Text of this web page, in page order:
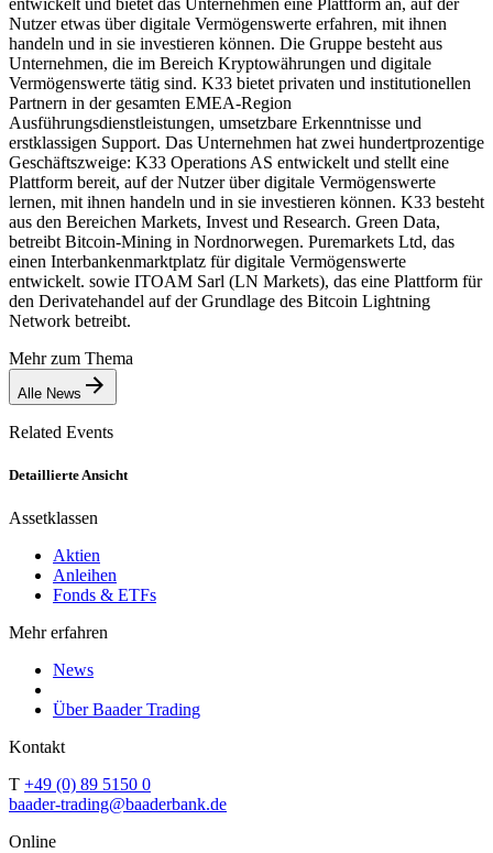
Nutzer etwas über digitale Vermögenswerte erfahren, mit ihnen
handeln und in sie investieren können. Die Gruppe besteht aus
Unternehmen, die im Bereich Kryptowährungen und digitale
Vermögenswerte tätig sind. K33 bietet privaten und institutionellen
Partnern in der gesamten EMEA-Region
Ausführungsdienstleistungen, umsetzbare Erkenntnisse und
erstklassigen Support. Das Unternehmen hat zwei hundertprozentige
Geschäftszweige: K33 Operations AS entwickelt und stellt eine
Plattform bereit, auf der Nutzer über digitale Vermögenswerte
lernen, mit ihnen handeln und in sie investieren können. K33 besteht
aus den Bereichen Markets, Invest und Research. Green Data,
betreibt Bitcoin-Mining in Nordnorwegen. Puremarkets Ltd, das
einen Interbankenmarktplatz für digitale Vermögenswerte
entwickelt. sowie ITOAM Sarl (LN Markets), das eine Plattform für
den Derivatehandel auf der Grundlage des Bitcoin Lightning
Network betreibt.
Mehr zum Thema
Alle News
Related Events
Detaillierte Ansicht
Assetklassen
Aktien
Anleihen
Fonds & ETFs
Mehr erfahren
News
Über Baader Trading
Kontakt
T +49 (0) 89 5150 0
baader-trading@baaderbank.de
Online